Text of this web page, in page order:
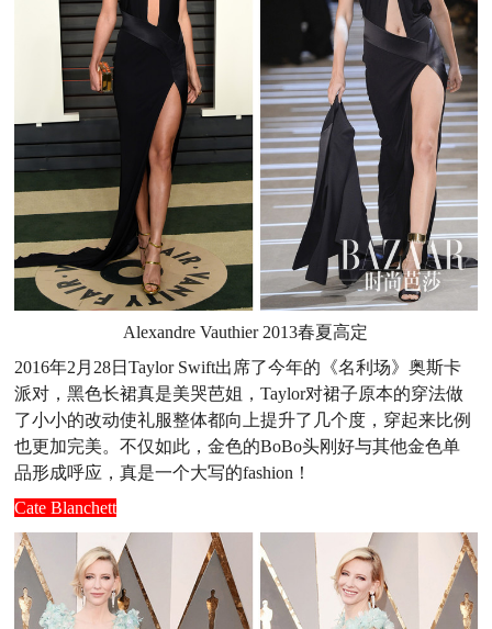
Alexandre Vauthier 2013春夏高定
2016年2月28日Taylor Swift出席了今年的《名利场》奥斯卡
派对，黑色长裙真是美哭芭姐，Taylor对裙子原本的穿法做
了小小的改动使礼服整体都向上提升了几个度，穿起来比例
也更加完美。不仅如此，金色的BoBo头刚好与其他金色单
品形成呼应，真是一个大写的fashion！
Cate Blanchett